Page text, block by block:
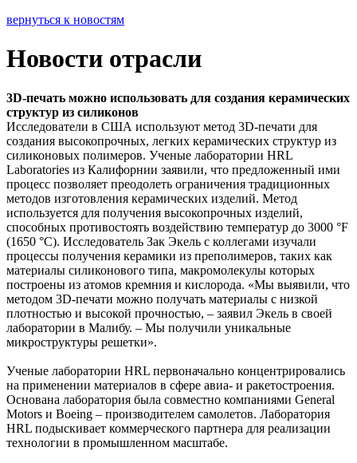
вернуться к новостям
Новости отрасли
3D-печать можно использовать для создания керамических
структур из силиконов
Исследователи в США используют метод 3D-печати для
создания высокопрочных, легких керамических структур из
силиконовых полимеров. Ученые лаборатории HRL
Laboratories из Калифорнии заявили, что предложенный ими
процесс позволяет преодолеть ограничения традиционных
методов изготовления керамических изделий. Метод
используется для получения высокопрочных изделий,
способных противостоять воздействию температур до 3000 °F
(1650 °C). Исследователь Зак Экель с коллегами изучали
процессы получения керамики из преполимеров, таких как
материалы силиконового типа, макромолекулы которых
построены из атомов кремния и кислорода. «Мы выявили, что
методом 3D-печати можно получать материалы с низкой
плотностью и высокой прочностью, – заявил Экель в своей
лаборатории в Малибу. – Мы получили уникальные
микроструктуры решетки».
Ученые лаборатории HRL первоначально концентрировались
на применении материалов в сфере авиа- и ракетостроения.
Основана лаборатория была совместно компаниями General
Motors и Boeing – производителем самолетов. Лаборатория
HRL подыскивает коммерческого партнера для реализации
технологии в промышленном масштабе.